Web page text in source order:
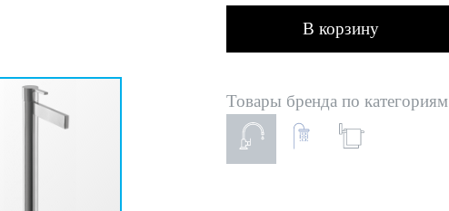
В корзину
Товары бренда по категориям